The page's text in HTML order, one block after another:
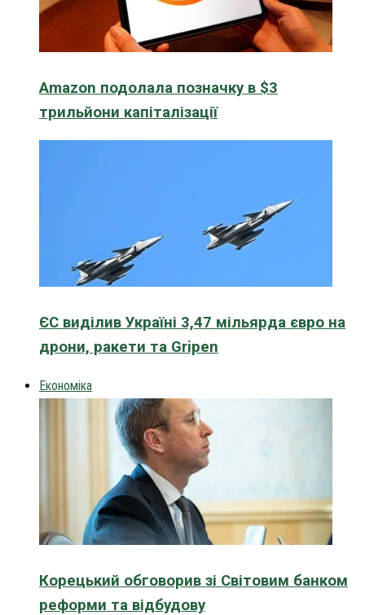
Amazon подолала позначку в $3
трильйони капіталізації
ЄС виділив Україні 3,47 мільярда євро на
дрони, ракети та Gripen
Економіка
Корецький обговорив зі Світовим банком
реформи та відбудову